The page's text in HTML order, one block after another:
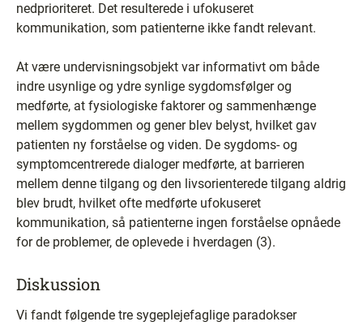
nedprioriteret. Det resulterede i ufokuseret
kommunikation, som patienterne ikke fandt relevant.
At være undervisningsobjekt var informativt om både
indre usynlige og ydre synlige sygdomsfølger og
medførte, at fysiologiske faktorer og sammenhænge
mellem sygdommen og gener blev belyst, hvilket gav
patienten ny forståelse og viden. De sygdoms- og
symptomcentrerede dialoger medførte, at barrieren
mellem denne tilgang og den livsorienterede tilgang aldrig
blev brudt, hvilket ofte medførte ufokuseret
kommunikation, så patienterne ingen forståelse opnåede
for de problemer, de oplevede i hverdagen (3).
Diskussion
Vi fandt følgende tre sygeplejefaglige paradokser